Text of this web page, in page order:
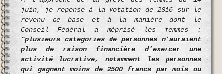
juin, je repense à la votation de 2016 sur le
revenu de base et à la manière dont le
Conseil Fédéral a méprisé les femmes :
“plusieurs catégories de personnes n’auraient
plus de raison financière d’exercer une
activité lucrative, notamment les personnes
qui gagnent moins de 2500 francs par mois ou